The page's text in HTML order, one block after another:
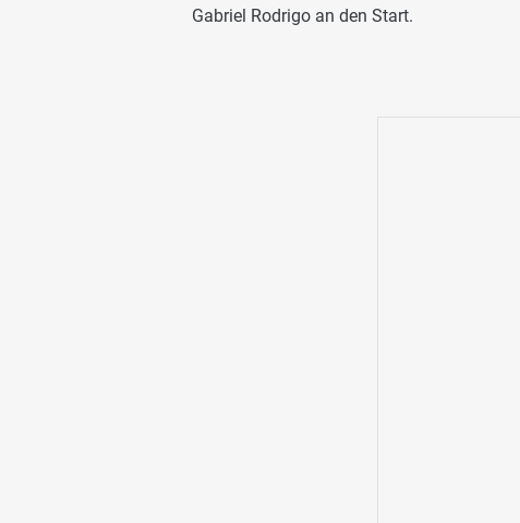
Gabriel Rodrigo an den Start.